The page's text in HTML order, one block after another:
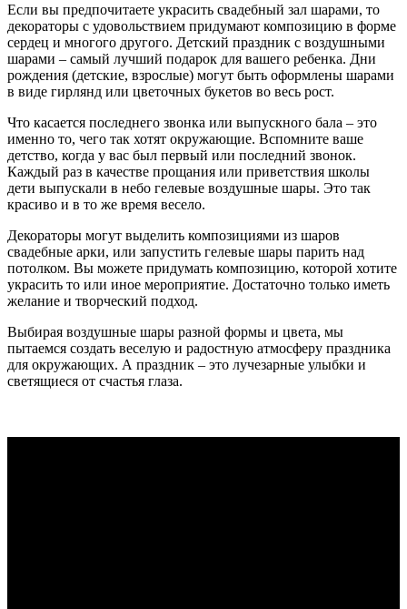
Если вы предпочитаете украсить свадебный зал шарами, то
декораторы с удовольствием придумают композицию в форме
сердец и многого другого. Детский праздник с воздушными
шарами – самый лучший подарок для вашего ребенка. Дни
рождения (детские, взрослые) могут быть оформлены шарами
в виде гирлянд или цветочных букетов во весь рост.
Что касается последнего звонка или выпускного бала – это
именно то, чего так хотят окружающие. Вспомните ваше
детство, когда у вас был первый или последний звонок.
Каждый раз в качестве прощания или приветствия школы
дети выпускали в небо гелевые воздушные шары. Это так
красиво и в то же время весело.
Декораторы могут выделить композициями из шаров
свадебные арки, или запустить гелевые шары парить над
потолком. Вы можете придумать композицию, которой хотите
украсить то или иное мероприятие. Достаточно только иметь
желание и творческий подход.
Выбирая воздушные шары разной формы и цвета, мы
пытаемся создать веселую и радостную атмосферу праздника
для окружающих. А праздник – это лучезарные улыбки и
светящиеся от счастья глаза.